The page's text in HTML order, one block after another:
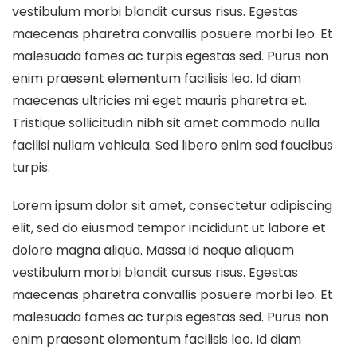
vestibulum morbi blandit cursus risus. Egestas
maecenas pharetra convallis posuere morbi leo. Et
malesuada fames ac turpis egestas sed. Purus non
enim praesent elementum facilisis leo. Id diam
maecenas ultricies mi eget mauris pharetra et.
Tristique sollicitudin nibh sit amet commodo nulla
facilisi nullam vehicula. Sed libero enim sed faucibus
turpis.
Lorem ipsum dolor sit amet, consectetur adipiscing
elit, sed do eiusmod tempor incididunt ut labore et
dolore magna aliqua. Massa id neque aliquam
vestibulum morbi blandit cursus risus. Egestas
maecenas pharetra convallis posuere morbi leo. Et
malesuada fames ac turpis egestas sed. Purus non
enim praesent elementum facilisis leo. Id diam